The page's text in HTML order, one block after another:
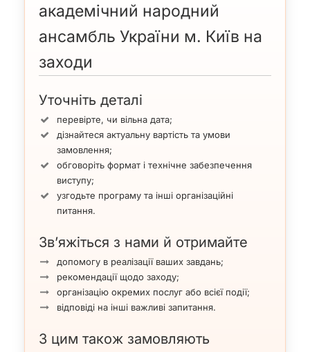
академічний народний
ансамбль України м. Київ на
заходи
Уточніть деталі
перевірте, чи вільна дата;
дізнайтеся актуальну вартість та умови
замовлення;
обговоріть формат і технічне забезпечення
виступу;
узгодьте програму та інші організаційні
питання.
Зв’яжіться з нами й отримайте
допомогу в реалізації ваших завдань;
рекомендації щодо заходу;
організацію окремих послуг або всієї події;
відповіді на інші важливі запитання.
З цим також замовляють